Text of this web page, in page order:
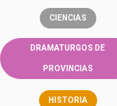
CIENCIAS
DRAMATURGOS DE
PROVINCIAS
HISTORIA